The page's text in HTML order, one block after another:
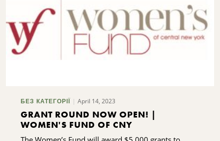
БЕЗ КАТЕГОРІЇ April 14, 2023
GRANT ROUND NOW OPEN! |
WOMEN'S FUND OF CNY